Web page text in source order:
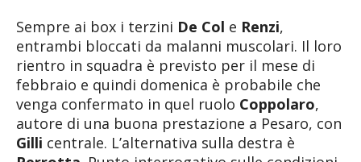
Sempre ai box i terzini De Col e Renzi,
entrambi bloccati da malanni muscolari. Il loro
rientro in squadra è previsto per il mese di
febbraio e quindi domenica è probabile che
venga confermato in quel ruolo Coppolaro,
autore di una buona prestazione a Pesaro, con
Gilli centrale. L’alternativa sulla destra è